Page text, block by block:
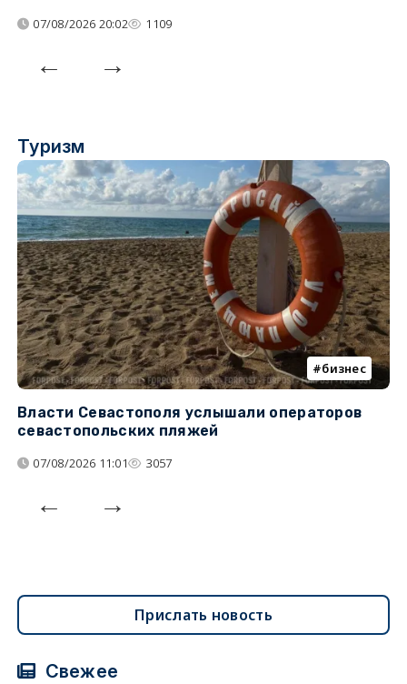
07/08/2026 20:02 1109
Туризм
бизнес
Власти Севастополя услышали операторов
севастопольских пляжей
07/08/2026 11:01 3057
Прислать новость
Свежее